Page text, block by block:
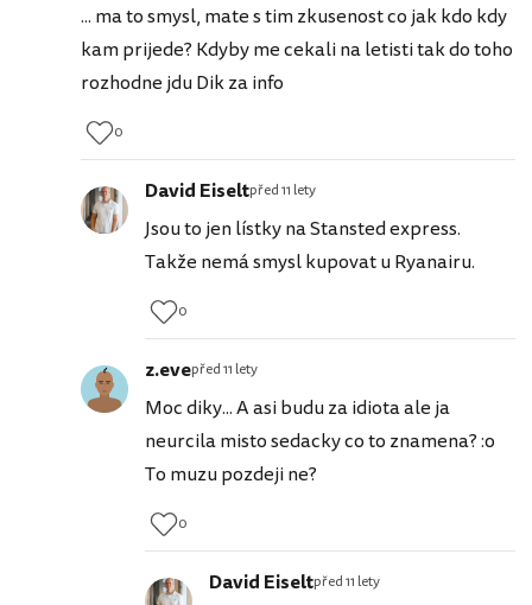
... ma to smysl, mate s tim zkusenost co jak kdo kdy
kam prijede? Kdyby me cekali na letisti tak do toho
rozhodne jdu Dik za info
0
David Eiseltpřed 11 lety
Jsou to jen lístky na Stansted express.
Takže nemá smysl kupovat u Ryanairu.
0
z.evepřed 11 lety
Moc diky... A asi budu za idiota ale ja
neurcila misto sedacky co to znamena? :o
To muzu pozdeji ne?
0
David Eiseltpřed 11 lety